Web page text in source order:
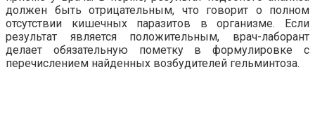
должен быть отрицательным, что говорит о полном
отсутствии кишечных паразитов в организме. Если
результат является положительным, врач-лаборант
делает обязательную пометку в формулировке с
перечислением найденных возбудителей гельминтоза.